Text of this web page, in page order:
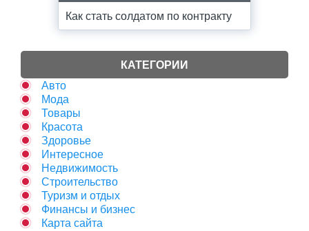
Как стать солдатом по контракту
КАТЕГОРИИ
Авто
Мода
Товары
Красота
Здоровье
Интересное
Недвижимость
Строительство
Туризм и отдых
Финансы и бизнес
Карта сайта